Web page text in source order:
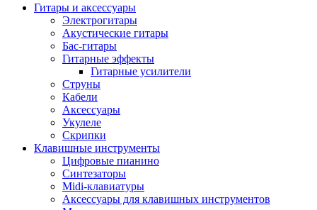
Гитары и аксессуары
Электрогитары
Акустические гитары
Бас-гитары
Гитарные эффекты
Гитарные усилители
Струны
Кабели
Аксессуары
Укулеле
Скрипки
Клавишные инструменты
Цифровые пианино
Синтезаторы
Midi-клавиатуры
Аксессуары для клавишных инструментов